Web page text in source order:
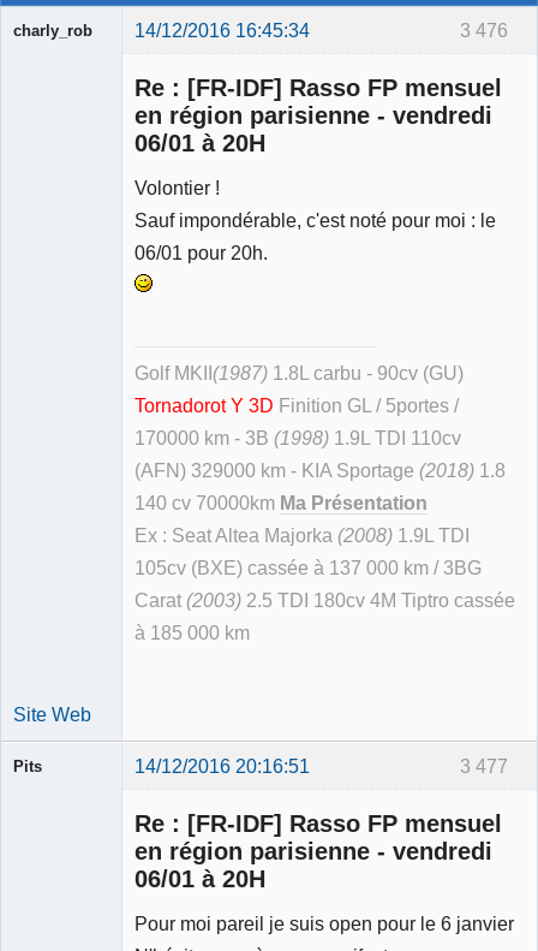
3 476
charly_rob 14/12/2016 16:45:34
Re : [FR-IDF] Rasso FP mensuel
en région parisienne - vendredi
06/01 à 20H
Volontier !
Sauf impondérable, c'est noté pour moi : le
06/01 pour 20h.
Golf MKII (1987) 1.8L carbu - 90cv (GU)
Tornadorot Y 3D Finition GL / 5portes /
170000 km - 3B (1998) 1.9L TDI 110cv
(AFN) 329000 km - KIA Sportage (2018) 1.8
140 cv 70000km Ma Présentation
Ex : Seat Altea Majorka (2008) 1.9L TDI
105cv (BXE) cassée à 137 000 km / 3BG
Carat (2003) 2.5 TDI 180cv 4M Tiptro cassée
à 185 000 km
Site Web
3 477
Pits 14/12/2016 20:16:51
Re : [FR-IDF] Rasso FP mensuel
en région parisienne - vendredi
06/01 à 20H
Pour moi pareil je suis open pour le 6 janvier